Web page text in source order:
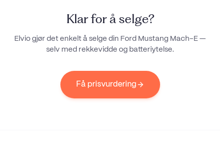
Klar for å selge?
Elvio gjør det enkelt å selge din Ford Mustang Mach-E —
selv med rekkevidde og batteriytelse.
Få prisvurdering